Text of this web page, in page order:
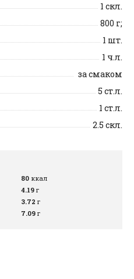
1 скл.
800 г;
1 шт.
1 ч.л.
за смаком
5 ст.л.
1 ст.л.
2.5 скл.
80 ккал
4.19 г
3.72 г
7.09 г